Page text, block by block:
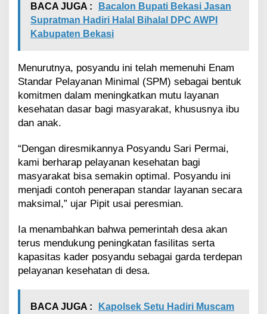
d
i
o
a
n
d
u
c
o
n
t
o
h
n
BACA JUGA :
Bacalon Bupati Bekasi Jasan
Supratman Hadiri Halal Bihalal DPC AWPI
Kabupaten Bekasi
Menurutnya, posyandu ini telah memenuhi Enam
Standar Pelayanan Minimal (SPM) sebagai bentuk
komitmen dalam meningkatkan mutu layanan
kesehatan dasar bagi masyarakat, khususnya ibu
dan anak.
“Dengan diresmikannya Posyandu Sari Permai,
kami berharap pelayanan kesehatan bagi
masyarakat bisa semakin optimal. Posyandu ini
menjadi contoh penerapan standar layanan secara
maksimal,” ujar Pipit usai peresmian.
Ia menambahkan bahwa pemerintah desa akan
terus mendukung peningkatan fasilitas serta
kapasitas kader posyandu sebagai garda terdepan
pelayanan kesehatan di desa.
BACA JUGA :
Kapolsek Setu Hadiri Muscam